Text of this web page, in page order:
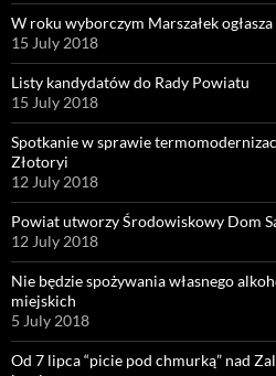
W roku wyborczym Marszałek
15 July 2018
Listy kandydatów do Rady Powiatu
15 July 2018
Spotkanie w sprawie
Złotoryi
12 July 2018
Powiat utworzy Środowiskowy Dom
12 July 2018
Nie będzie spożywania własnego
miejskich
5 July 2018
Od 7 lipca “picie pod chmurką” nad